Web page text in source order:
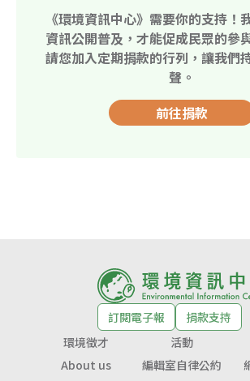
《環境資訊中心》需要你的支持！
資訊公開普及，才能促成民眾的參
請您加入定期捐款的行列，讓我們
聲。
前往捐款
訂閱電子報
捐款支持
環境徵才
活動
About us
編輯室自律公約